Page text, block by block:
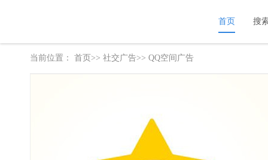
首页 搜
当前位置： 首页>> 社交广告>> QQ空间广告